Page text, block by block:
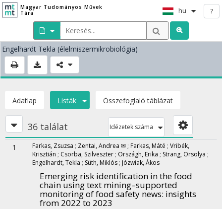
Magyar Tudományos Művek
Tára
hu ?
Engelhardt Tekla (élelmiszermikrobiológia)
Adatlap Listák Összefoglaló táblázat
36 találat Idézetek száma
1 Farkas, Zsuzsa ; Zentai, Andrea ✉ ; Farkas, Máté ; Vribék,
Krisztián ; Csorba, Szilveszter ; Országh, Erika ; Strang, Orsolya ;
Engelhardt, Tekla ; Süth, Miklós ; Józwiak, Ákos
Emerging risk identification in the food
chain using text mining–supported
monitoring of food safety news: insights
from 2022 to 2023